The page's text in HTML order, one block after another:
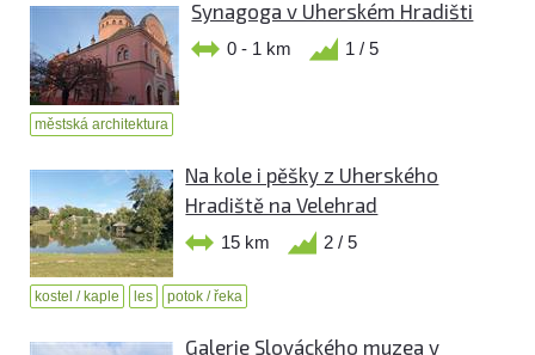
Synagoga v Uherském Hradišti
0 - 1 km 1 / 5
městská architektura
Na kole i pěšky z Uherského
Hradiště na Velehrad
15 km 2 / 5
kostel / kaple les potok / řeka
Galerie Slováckého muzea v